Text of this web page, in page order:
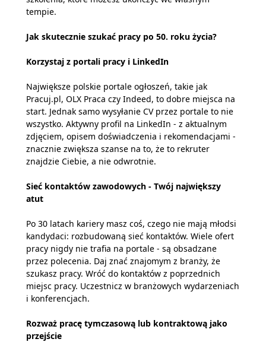
tempie.
Jak skutecznie szukać pracy po 50. roku życia?
Korzystaj z portali pracy i LinkedIn
Największe polskie portale ogłoszeń, takie jak
Pracuj.pl, OLX Praca czy Indeed, to dobre miejsca na
start. Jednak samo wysyłanie CV przez portale to nie
wszystko. Aktywny profil na LinkedIn - z aktualnym
zdjęciem, opisem doświadczenia i rekomendacjami -
znacznie zwiększa szanse na to, że to rekruter
znajdzie Ciebie, a nie odwrotnie.
Sieć kontaktów zawodowych - Twój największy
atut
Po 30 latach kariery masz coś, czego nie mają młodsi
kandydaci: rozbudowaną sieć kontaktów. Wiele ofert
pracy nigdy nie trafia na portale - są obsadzane
przez polecenia. Daj znać znajomym z branży, że
szukasz pracy. Wróć do kontaktów z poprzednich
miejsc pracy. Uczestnicz w branżowych wydarzeniach
i konferencjach.
Rozważ pracę tymczasową lub kontraktową jako
przejście